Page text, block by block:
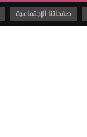
صفحاتنا الإجتماعية